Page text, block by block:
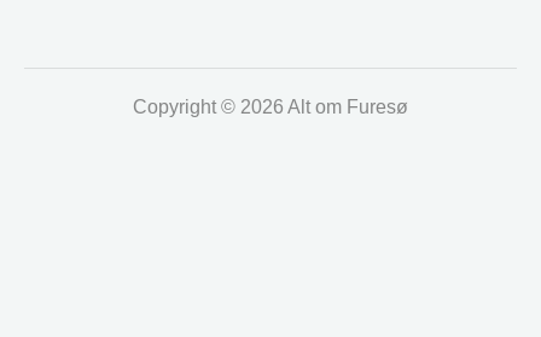
Copyright © 2026 Alt om Furesø